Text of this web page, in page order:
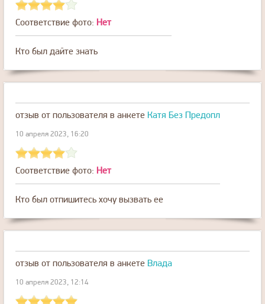
Соответствие фото: Нет
Кто был дайте знать
отзыв от пользователя в анкете Катя Без Предопл
10 апреля 2023, 16:20
Соответствие фото: Нет
Кто был отпишитесь хочу вызвать ее
отзыв от пользователя в анкете Влада
10 апреля 2023, 12:14